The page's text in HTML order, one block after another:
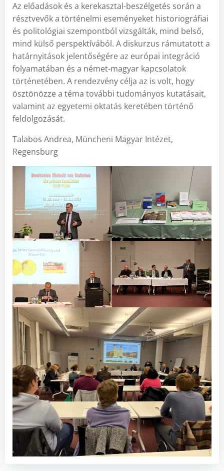
Az előadások és a kerekasztal-beszélgetés során a
résztvevők a történelmi eseményeket historiográfiai
és politológiai szempontból vizsgálták, mind belső,
mind külső perspektívából. A diskurzus rámutatott a
határnyitások jelentőségére az európai integráció
folyamatában és a német-magyar kapcsolatok
történetében. A rendezvény célja az is volt, hogy
ösztönözze a téma további tudományos kutatásait,
valamint az egyetemi oktatás keretében történő
feldolgozását.
Talabos Andrea, Müncheni Magyar Intézet,
Regensburg